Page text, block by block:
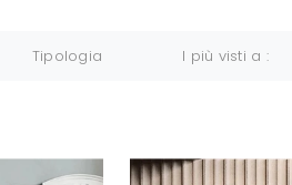
Tipologia I più visti a :